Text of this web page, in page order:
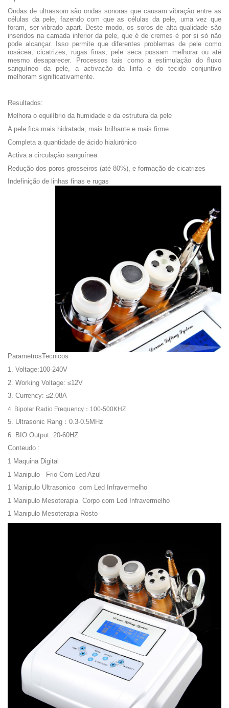
Ondas de ultrassom são ondas sonoras que causam vibração entre as
células da pele, fazendo com que as células da pele, uma vez que
foram, ser vibrado apart. Deste modo, os soros de alta qualidade são
inseridos na camada inferior da pele, que é de cremes é por si só não
pode alcançar. Isso permite que diferentes problemas de pele como
rosácea, cicatrizes, rugas finas, pele seca possam melhorar ou até
mesmo desaparecer. Processos tais como a estimulação do fluxo
sanguíneo da pele, a activação da linfa e do tecido conjuntivo
melhoram significativamente.
Resultados:
Melhora o equilíbrio da humidade e da estrutura da pele
A pele fica mais hidratada, mais brilhante e mais firme
Completa a quantidade de ácido hialurónico
Activa a circulação sanguínea
Redução dos poros grosseiros (até 80%), e formação de cicatrizes
Indefinição de linhas finas e rugas
ParametrosTecnicos
1. Voltage:100-240V
2. Working Voltage: ≤12V
3. Currency: ≤2.08A
4. Bipolar Radio Frequency：100-500KHZ
5. Ultrasonic Rang：0.3-0.5MHz
6. BIO Output: 20-60HZ
Conteudo :
1 Maquina Digital
1 Manipulo Frio Com Led Azul
1 Manipulo Ultrasonico com Led Infravermelho
1 Manipulo Mesoterapia Corpo com Led Infravermelho
1 Manipulo Mesoterapia Rosto